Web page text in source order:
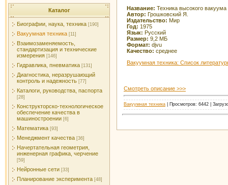
Каталог
Биографии, наука, техника [190]
Вакуумная техника [11]
Взаимозаменяемость,
стандартизация и технические
измерения [146]
Гидравлика, пневматика [131]
Диагностика, неразрушающий
контроль и надежность [77]
Каталоги, руководства, паспорта
[28]
Конструкторско-технологическое
обеспечение качества в
машиностроении [6]
Математика [93]
Менеджмент качества [36]
Начертательная геометрия,
инженерная графика, черчение
[59]
Нейронные сети [33]
Планирование эксперимента [48]
Название: Техника высокого вакуума
Автор: Грошковский Я.
Издательство: Мир
Год: 1975
Язык: Русский
Размер: 9,2 МБ
Формат: djvu
Качество: среднее
Вакуумная техника: Список
Смотреть описание >>>
Вакуумная техника | Просмотров: 6442 |